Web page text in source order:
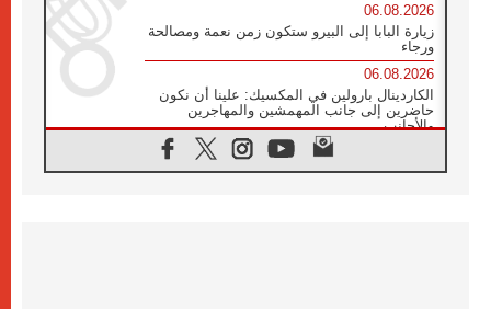
06.08.2026
زيارة البابا إلى البيرو ستكون زمن نعمة ومصالحة
ورجاء
06.08.2026
الكاردينال بارولين في المكسيك: علينا أن نكون
حاضرين إلى جانب المهمشين والمهاجرين
والأجانب
البابا لاوُن الرابع عشر للشباب في أسيزي: